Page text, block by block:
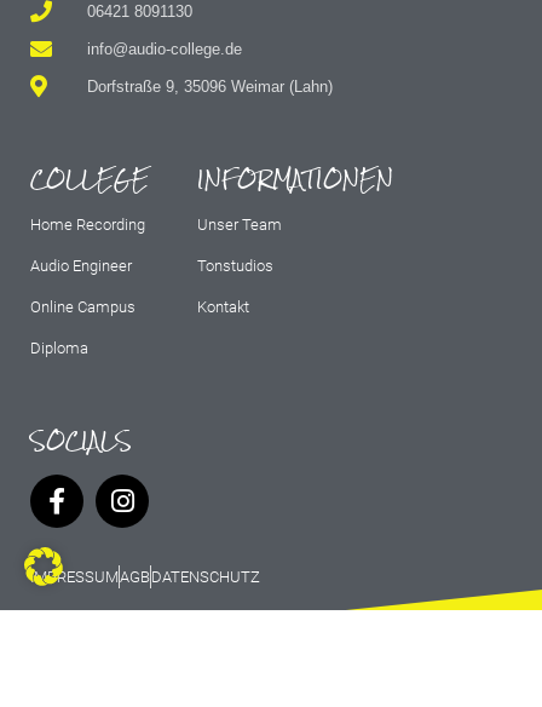
06421 8091130
info@audio-college.de
Dorfstraße 9, 35096 Weimar (Lahn)
COLLEGE
Home Recording
Audio Engineer
Online Campus
Diploma
INFORMATIONEN
Unser Team
Tonstudios
Kontakt
SOCIALS
IMPRESSUMAGBDATENSCHUTZ